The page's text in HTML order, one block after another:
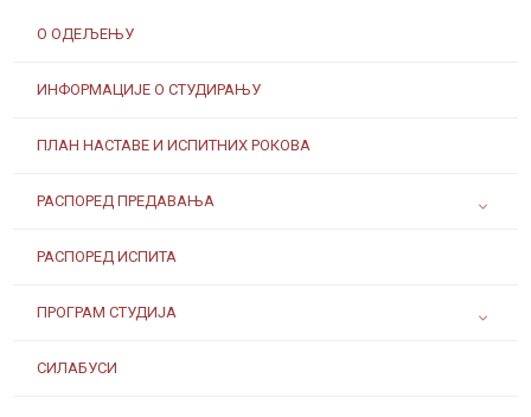
О ОДЕЉЕЊУ
ИНФОРМАЦИЈЕ О СТУДИРАЊУ
ПЛАН НАСТАВЕ И ИСПИТНИХ РОКОВА
РАСПОРЕД ПРЕДАВАЊА
РАСПОРЕД ИСПИТА
ПРОГРАМ СТУДИЈА
СИЛАБУСИ